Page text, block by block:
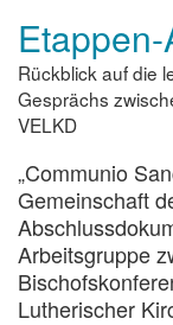
Rückblick auf die
Gesprächs
VELKD
„Communio
Gemeinschaft
Arbeitsgruppe
Lutherischer